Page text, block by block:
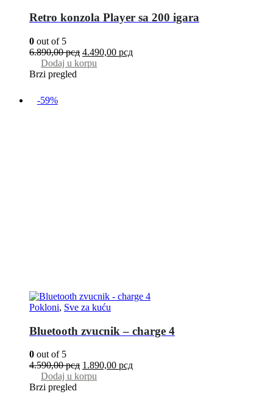
Retro konzola Player sa 200 igara
0 out of 5
6.890,00рсд 4.490,00 рсд
Dodaj u korpu
Brzi pregled
-59%
Pokloni, Sve za kuću
Bluetooth zvucnik – charge 4
0 out of 5
4.590,00рсд 1.890,00 рсд
Dodaj u korpu
Brzi pregled